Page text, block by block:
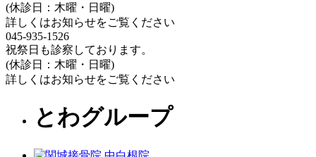
(休診日：木曜・日曜)
詳しくはお知らせをご覧ください
045-935-1526
祝祭日も診察しております。
(休診日：木曜・日曜)
詳しくはお知らせをご覧ください
とわグループ